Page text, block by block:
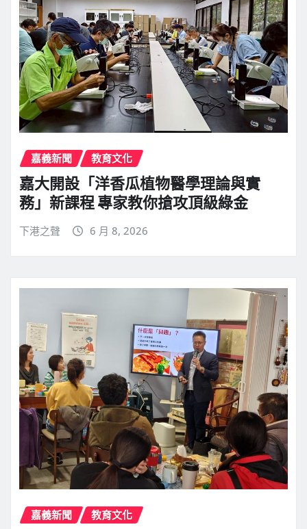
嘉義新聞 教育文化
嘉大開設「洋香瓜植物醫學理論與實
務」新課程 專家教你搶攻頂級綠金
下港之聲 6 月 8, 2026
嘉義新聞 教育文化